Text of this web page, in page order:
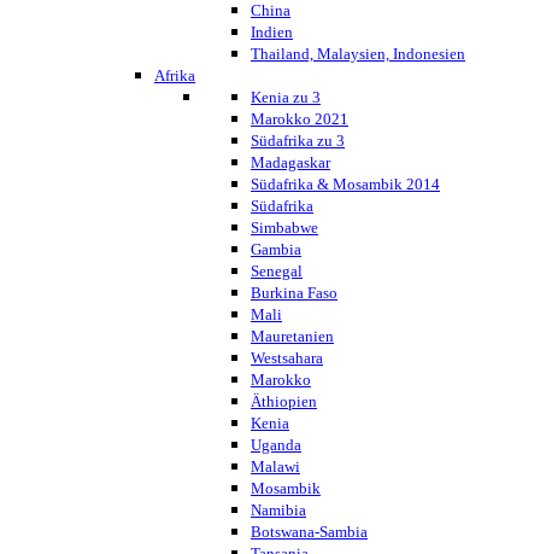
China
Indien
Thailand, Malaysien, Indonesien
Afrika
Kenia zu 3
Marokko 2021
Südafrika zu 3
Madagaskar
Südafrika & Mosambik 2014
Südafrika
Simbabwe
Gambia
Senegal
Burkina Faso
Mali
Mauretanien
Westsahara
Marokko
Äthiopien
Kenia
Uganda
Malawi
Mosambik
Namibia
Botswana-Sambia